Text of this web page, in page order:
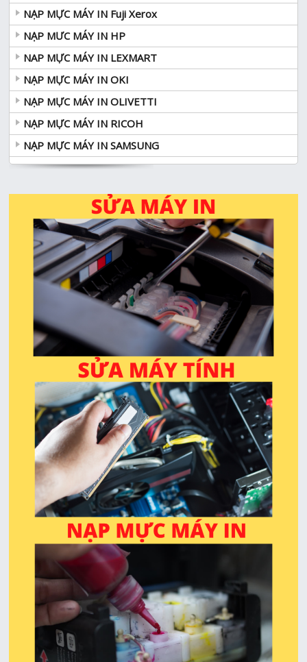
NẠP MỰC MÁY IN Fuji Xerox
NẠP MƯC MÁY IN HP
NAP MỰC MÁY IN LEXMART
NẠP MỰC MÁY IN OKI
NẠP MỰC MÁY IN OLIVETTI
NẠP MỰC MÁY IN RICOH
NẠP MỰC MÁY IN SAMSUNG